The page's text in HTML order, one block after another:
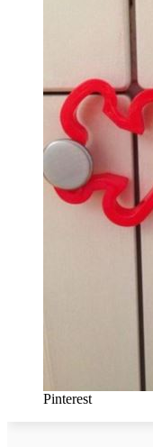
Pinterest